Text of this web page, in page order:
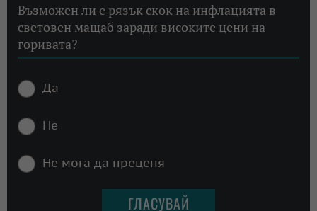
Възможен ли е рязък скок на инфлацията в
световен мащаб заради високите цени на
горивата?
Да
Не
Не мога да преценя